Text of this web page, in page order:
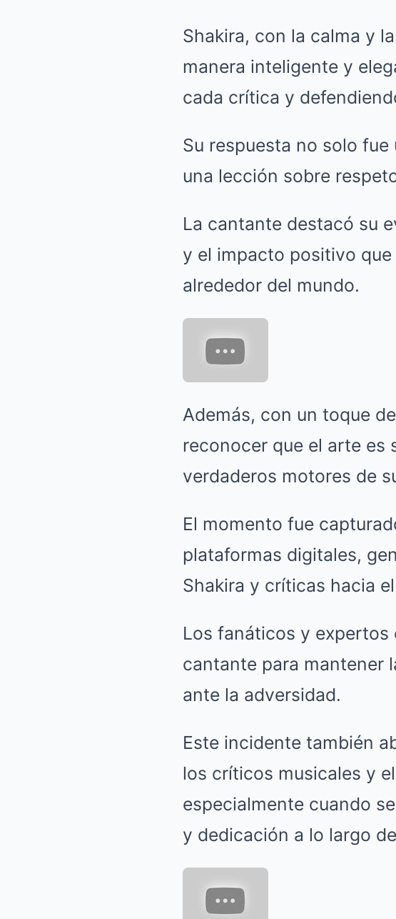
Shakira, con la calma y
manera inteligente y
cada crítica y
Su respuesta no solo
una lección sobre
La cantante destacó su
y el impacto positivo
alrededor del mundo.
Además, con un toque
reconocer que el arte es
verdaderos motores de
El momento fue
plataformas digitales,
Shakira y críticas hacia
Los fanáticos y expertos
cantante para mantener
ante la adversidad.
Este incidente también
los críticos musicales y
especialmente cuando
y dedicación a lo largo